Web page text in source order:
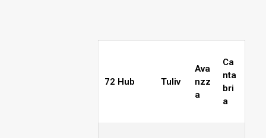
72 Hub Tuliv
Ava
nzz
a
Ca
nta
bri
a